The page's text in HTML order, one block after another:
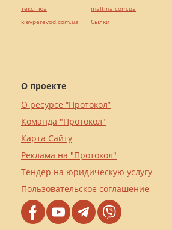
О проекте
О ресурсе “Протокол”
Команда "Протокол"
Карта Сайту
Реклама на "Протокол"
Тендер на юридическую услугу
Пользовательское соглашение
текст юа
kievperevod.com.ua
maltina.com.ua
Cылки